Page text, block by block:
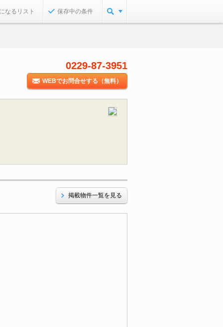
なるリスト 保存中の条件
0229-87-3951
WEBでお問合せする（無料）
掲載物件一覧を見る